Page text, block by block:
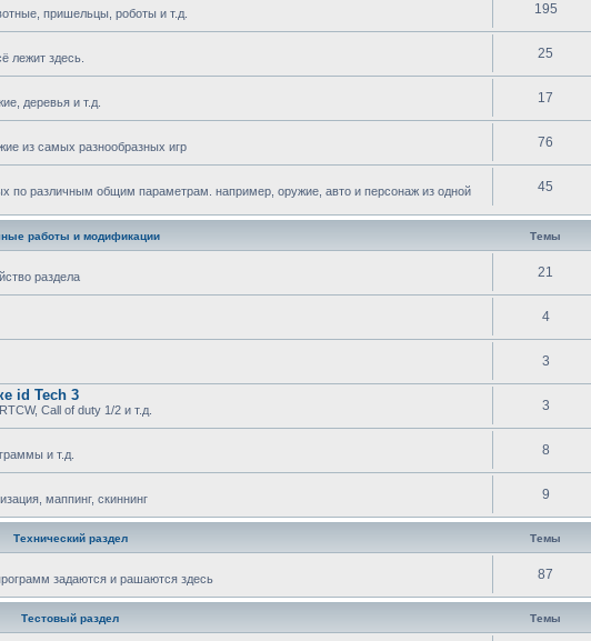
пришельцы, роботы и т.д. 195
лежит здесь. 25
деревья и т.д. 17
из самых разнообразных игр 76
по различным общим параметрам. например, оружие, авто и персонаж из одной
45
работы и модификации Темы
раздела 21
4
3
id Tech 3
Call of duty 1/2 и т.д. 3
и т.д. 8
маппинг, скиннинг 9
Технический раздел Темы
задаются и рашаются здесь 87
Тестовый раздел Темы